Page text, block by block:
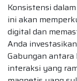
Konsistensi
ini akan
digital dan
Anda
Gabungan
interaksi yang